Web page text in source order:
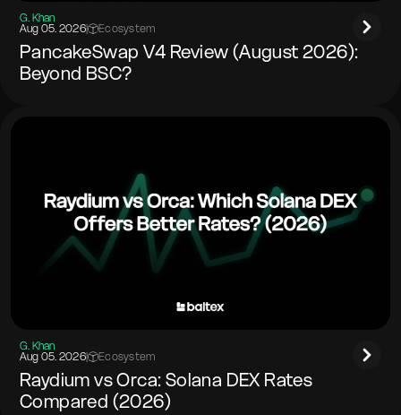
G. Khan
Aug 05. 2026| Ecosystem
PancakeSwap V4 Review (August 2026):
Beyond BSC?
G. Khan
Aug 05. 2026| Ecosystem
Raydium vs Orca: Solana DEX Rates
Compared (2026)